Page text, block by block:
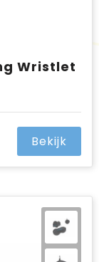
Wristlet
Bekijk